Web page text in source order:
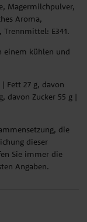
Magermilchpulver,
Aroma,
Trennmittel: E341.
einem kühlen und
Fett 27 g, davon
davon Zucker 55 g |
die
dieser
Sie immer die
Angaben.